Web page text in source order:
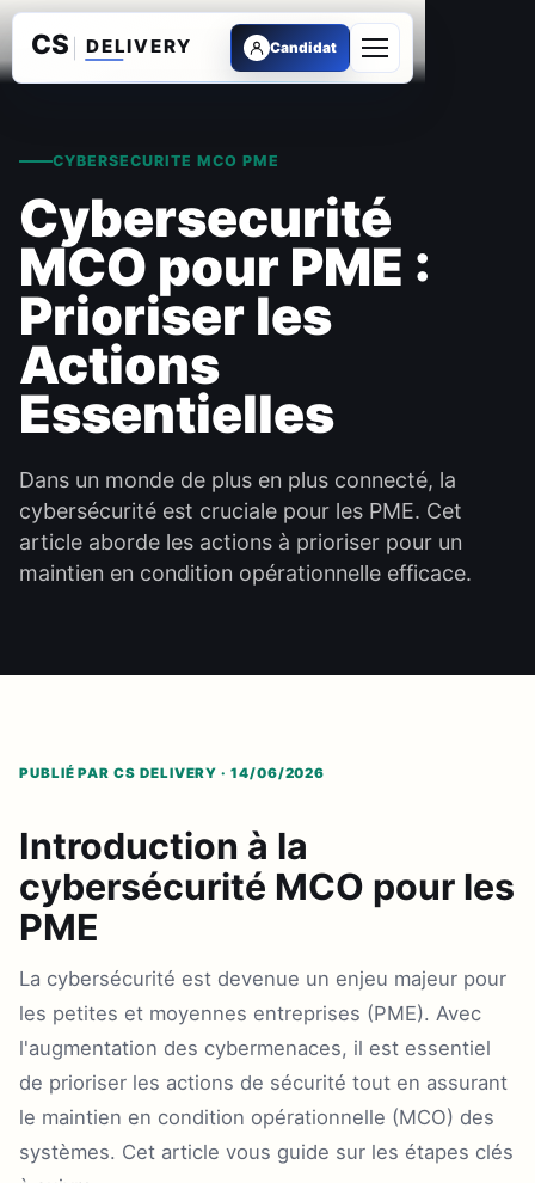
Candidat
Ouvrir le menu
CYBERSECURITE MCO PME
Cybersecurité
MCO pour PME :
Prioriser les
Actions
Essentielles
Dans un monde de plus en plus connecté, la
cybersécurité est cruciale pour les PME. Cet
article aborde les actions à prioriser pour un
maintien en condition opérationnelle efficace.
PUBLIÉ PAR CS DELIVERY · 14/06/2026
Introduction à la
cybersécurité MCO pour les
PME
La cybersécurité est devenue un enjeu majeur pour
les petites et moyennes entreprises (PME). Avec
l'augmentation des cybermenaces, il est essentiel
de prioriser les actions de sécurité tout en assurant
le maintien en condition opérationnelle (MCO) des
systèmes. Cet article vous guide sur les étapes clés